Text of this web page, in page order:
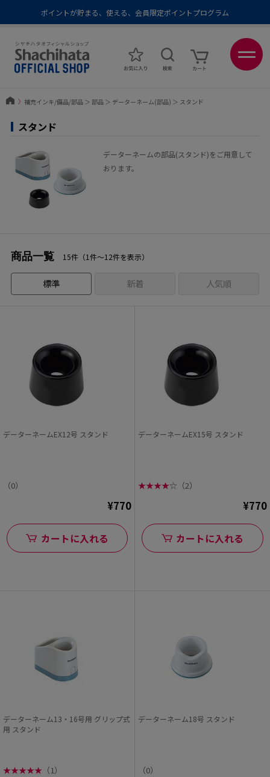
ポイントが貯まる、使える、会員限定ポイントプログラム
メール便1,500円以上 / 宅配便3,500円以上のお買い物で送料無料
あなたに最適なスタンプをシヤチハタがレコメンド
〉 補充インキ/備品/部品＞ 部品＞ データーネーム(部品) ＞ スタンド
スタンド
データーネームの部品(スタンド)をご用意して
おります。
商品一覧 15件（1件〜12件を表示）
標準 新着 人気順
データーネームEX12号 スタンド
（0）
¥770
カートに入れる
データーネームEX15号 スタンド
★★★★☆ （2）
¥770
カートに入れる
データーネーム13・16号用 グリップ式
用 スタンド
★★★★★ （1）
データーネーム18号 スタンド
（0）